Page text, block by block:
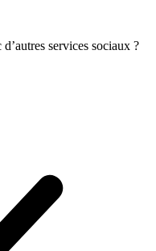
services sociaux ?